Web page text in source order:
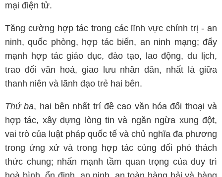
mại điện tử.
Tăng cường hợp tác trong các lĩnh vực chính trị - an
ninh, quốc phòng, hợp tác biển, an ninh mạng; đẩy
mạnh hợp tác giáo dục, đào tạo, lao động, du lịch,
trao đổi văn hoá, giao lưu nhân dân, nhất là giữa
thanh niên và lãnh đạo trẻ hai bên.
Thứ ba, hai bên nhất trí đề cao văn hóa đối thoại và
hợp tác, xây dựng lòng tin và ngăn ngừa xung đột,
vai trò của luật pháp quốc tế và chủ nghĩa đa phương
trong ứng xử và trong hợp tác cùng đối phó thách
thức chung; nhấn mạnh tầm quan trọng của duy trì